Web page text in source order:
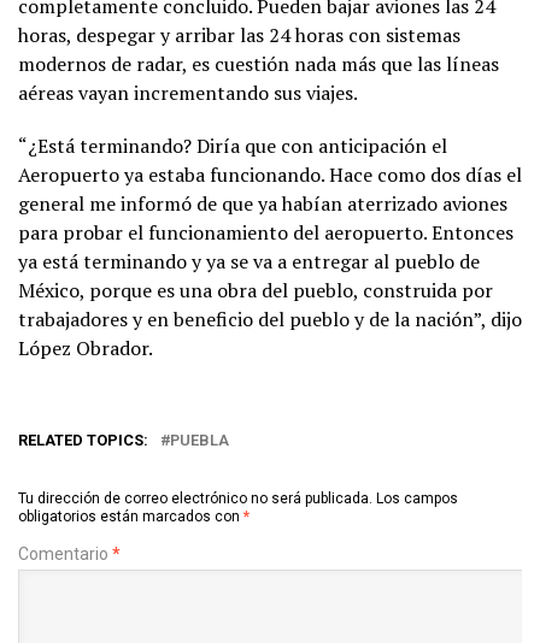
completamente concluido. Pueden bajar aviones las 24
horas, despegar y arribar las 24 horas con sistemas
modernos de radar, es cuestión nada más que las líneas
aéreas vayan incrementando sus viajes.
“¿Está terminando? Diría que con anticipación el
Aeropuerto ya estaba funcionando. Hace como dos días el
general me informó de que ya habían aterrizado aviones
para probar el funcionamiento del aeropuerto. Entonces
ya está terminando y ya se va a entregar al pueblo de
México, porque es una obra del pueblo, construida por
trabajadores y en beneficio del pueblo y de la nación”, dijo
López Obrador.
RELATED TOPICS: PUEBLA
Tu dirección de correo electrónico no será publicada. Los campos
obligatorios están marcados con *
Comentario *